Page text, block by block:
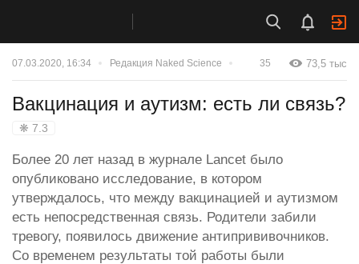
07.03.2020, 16:34 Редакция Naked Science 35 73,5 тыс
Вакцинация и аутизм: есть ли связь?
❋ 7.3
Более 20 лет назад в журнале Lancet было
опубликовано исследование, в котором
утверждалось, что между вакцинацией и аутизмом
есть непосредственная связь. Родители забили
тревогу, появилось движение антипрививочников.
Со временем результаты той работы были